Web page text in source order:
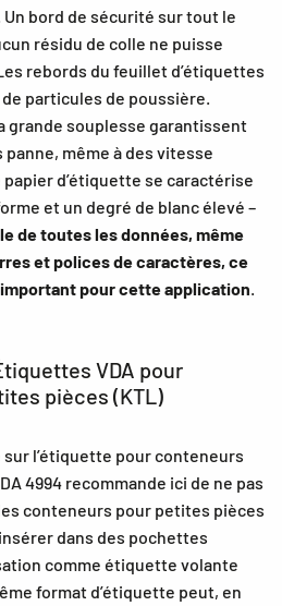
bord de sécurité sur tout le
résidu de colle ne puisse
rebords du feuillet d’étiquettes
particules de poussière.
grande souplesse garantissent
même à des vitesse
d’étiquette se caractérise
et un degré de blanc élevé –
de toutes les données, même
et polices de caractères, ce
pour cette application
VDA pour
pièces (KTL)
l’étiquette pour conteneurs
4994 recommande ici de ne pas
conteneurs pour petites pièces
dans des pochettes
comme étiquette volante
format d’étiquette peut, en